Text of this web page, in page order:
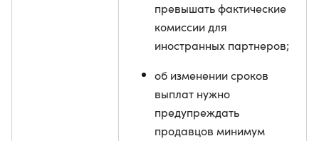
превышать фактические
комиссии для
иностранных партнеров;
об изменении сроков
выплат нужно
предупреждать
продавцов минимум